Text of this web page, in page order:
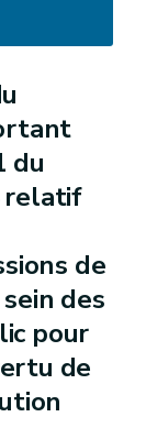
du
relatif
de
des
pour
de